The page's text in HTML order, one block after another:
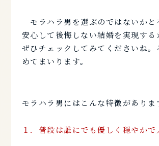
モラハラ男を選ぶのではないかと
安心して後悔しない結婚を実現する
ぜひチェックしてみてくださいね。
めてまいります。
モラハラ男にはこんな特徴がありま
１．普段は誰にでも優しく穏やかで